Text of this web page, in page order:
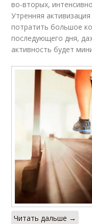
во-вторых,
Утренняя
потратить большое
последующего дня,
активность будет
Читать дальше →